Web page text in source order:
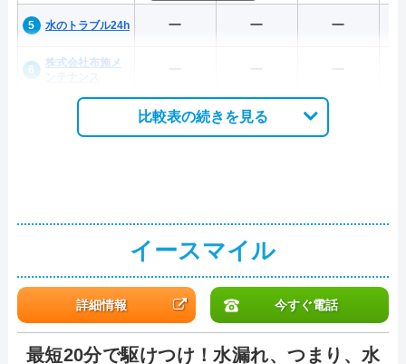
水のトラブル24h ー ー ー
株式会社布施メ
比較表の続きを見る
イースマイル
詳細情報 今すぐ電話
最短20分で駆けつけ！水漏れ、つまり、水